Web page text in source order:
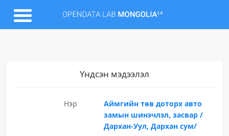
Үндсэн мэдээлэл
Нэр
Аймгийн төв доторх авто
замын шинэчлэл, засвар /
Дархан-Уул, Дархан сум/